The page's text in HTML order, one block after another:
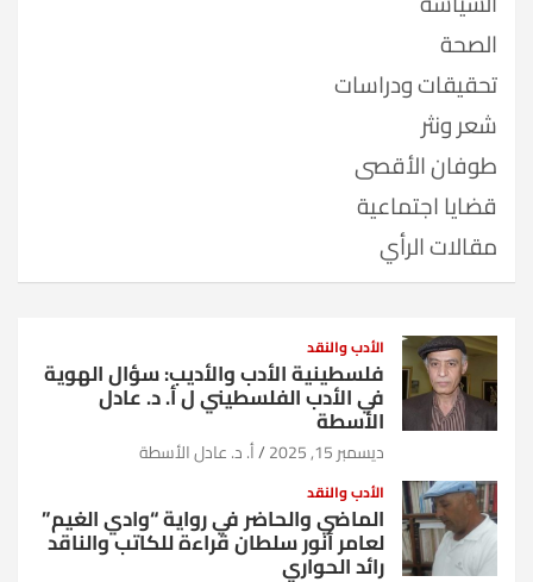
الصحة
تحقيقات ودراسات
شعر ونثر
طوفان الأقصى
قضايا اجتماعية
مقالات الرأي
الأدب والنقد
فلسطينية الأدب والأديب: سؤال الهوية
في الأدب الفلسطيني ل أ. د. عادل
الأسطة
ديسمبر 15, 2025 أ. د. عادل الأسطة
الأدب والنقد
الماضي والحاضر في رواية “وادي الغيم”
لعامر أنور سلطان قراءة للكاتب والناقد
رائد الحواري